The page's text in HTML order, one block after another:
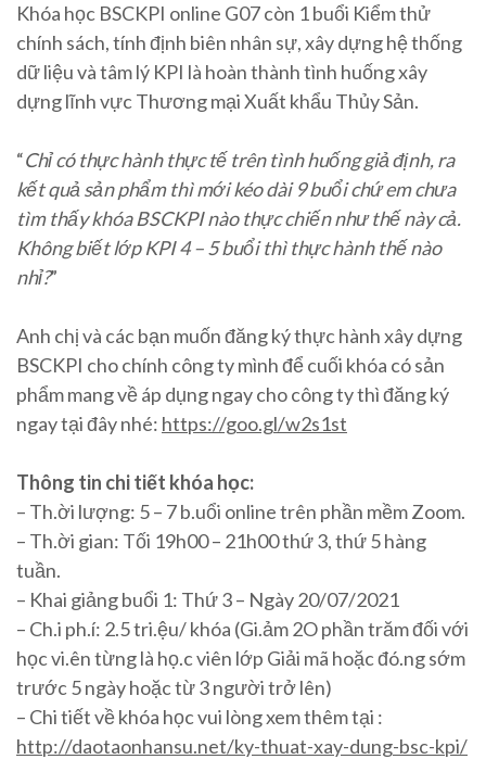
Khóa học BSCKPI online G07 còn 1 buổi Kiểm thử
chính sách, tính định biên nhân sự, xây dựng hệ thống
dữ liệu và tâm lý KPI là hoàn thành tình huống xây
dựng lĩnh vực Thương mại Xuất khẩu Thủy Sản.
“Chỉ có thực hành thực tế trên tình huống giả định, ra
kết quả sản phẩm thì mới kéo dài 9 buổi chứ em chưa
tìm thấy khóa BSCKPI nào thực chiến như thế này cả.
Không biết lớp KPI 4 – 5 buổi thì thực hành thế nào
nhỉ?”
Anh chị và các bạn muốn đăng ký thực hành xây dựng
BSCKPI cho chính công ty mình để cuối khóa có sản
phẩm mang về áp dụng ngay cho công ty thì đăng ký
ngay tại đây nhé: https://goo.gl/w2s1st
Thông tin chi tiết khóa học:
– Th.ời lượng: 5 – 7 b.uổi online trên phần mềm Zoom.
– Th.ời gian: Tối 19h00 – 21h00 thứ 3, thứ 5 hàng
tuần.
– Khai giảng buổi 1: Thứ 3 – Ngày 20/07/2021
– Ch.i ph.í: 2.5 tri.ệu/ khóa (Gi.ảm 2O phần trăm đối với
học vi.ên từng là họ.c viên lớp Giải mã hoặc đó.ng sớm
trước 5 ngày hoặc từ 3 người trở lên)
– Chi tiết về khóa học vui lòng xem thêm tại :
http://daotaonhansu.net/ky-thuat-xay-dung-bsc-kpi/